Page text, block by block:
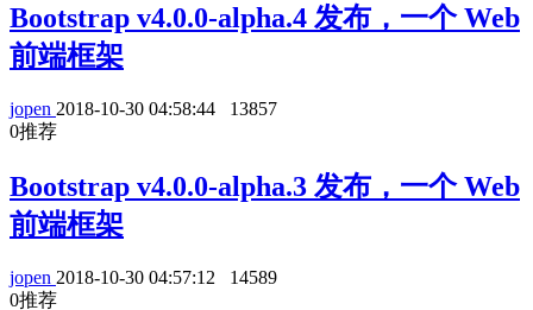
Bootstrap v4.0.0-alpha.4 发布，一个 Web
前端框架
jopen 2018-10-30 04:58:44
13857
0推荐
Bootstrap v4.0.0-alpha.3 发布，一个 Web
前端框架
jopen 2018-10-30 04:57:12
14589
0推荐